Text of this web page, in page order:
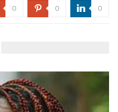
0 d 0 j 0